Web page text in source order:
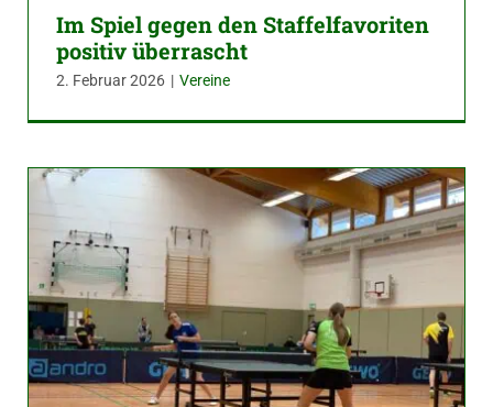
Im Spiel gegen den Staffelfavoriten
positiv überrascht
2. Februar 2026 | Vereine